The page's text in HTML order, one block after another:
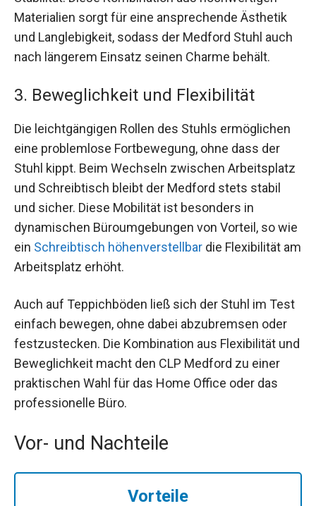
Materialien sorgt für eine ansprechende Ästhetik
und Langlebigkeit, sodass der Medford Stuhl auch
nach längerem Einsatz seinen Charme behält.
3. Beweglichkeit und Flexibilität
Die leichtgängigen Rollen des Stuhls ermöglichen
eine problemlose Fortbewegung, ohne dass der
Stuhl kippt. Beim Wechseln zwischen Arbeitsplatz
und Schreibtisch bleibt der Medford stets stabil
und sicher. Diese Mobilität ist besonders in
dynamischen Büroumgebungen von Vorteil, so wie
ein Schreibtisch höhenverstellbar die Flexibilität am
Arbeitsplatz erhöht.
Auch auf Teppichböden ließ sich der Stuhl im Test
einfach bewegen, ohne dabei abzubremsen oder
festzustecken. Die Kombination aus Flexibilität und
Beweglichkeit macht den CLP Medford zu einer
praktischen Wahl für das Home Office oder das
professionelle Büro.
Vor- und Nachteile
Vorteile